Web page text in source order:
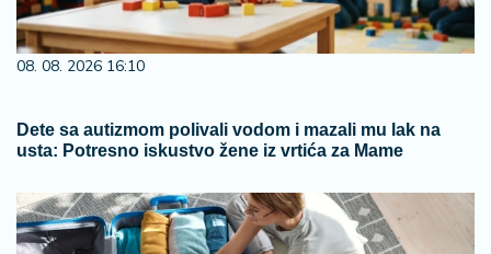
08. 08. 2026 16:10
Dete sa autizmom polivali vodom i mazali mu lak na
usta: Potresno iskustvo žene iz vrtića za Mame